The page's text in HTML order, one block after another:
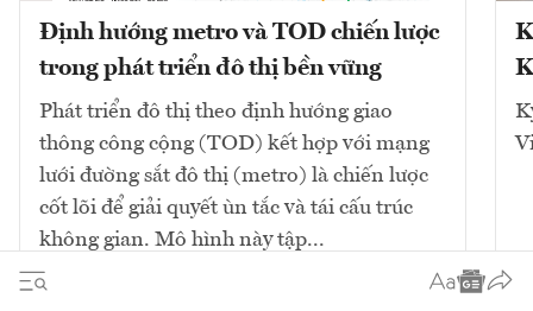
Định hướng metro và TOD chiến lược
trong phát triển đô thị bền vững
Phát triển đô thị theo định hướng giao
thông công cộng (TOD) kết hợp với mạng
lưới đường sắt đô thị (metro) là chiến lược
cốt lõi để giải quyết ùn tắc và tái cấu trúc
không gian. Mô hình này tập...
10